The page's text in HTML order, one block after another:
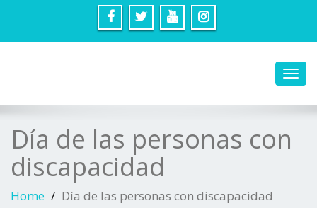
Día de las personas con
discapacidad
Home Día de las personas con discapacidad